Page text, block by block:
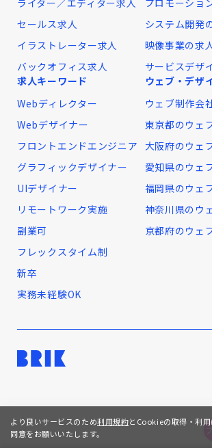
ライター／エディター求人
セールス求人
イラストレーター求人
バックオフィス求人
プロモーショ
システム開発
映像事業の求
サービスデザ
求人キーワード
Webディレクター
Webデザイナー
フロントエンドエンジニア
グラフィックデザイナー
UIデザイナー
リモートワーク実施
副業可
フレックスタイム制
新卒
実務未経験OK
ウェブ・デザ
ウェブ制作会
東京都のウェ
大阪府のウェ
愛知県のウェ
福岡県のウェ
神奈川県のウ
京都府のウェ
より良いサービスのため利用規約とCookieの取得・利用
同意をお願いいたします。